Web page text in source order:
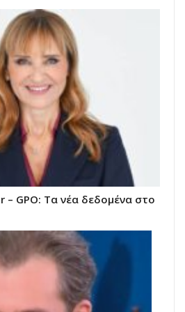
GPO: Τα νέα δεδομένα στο